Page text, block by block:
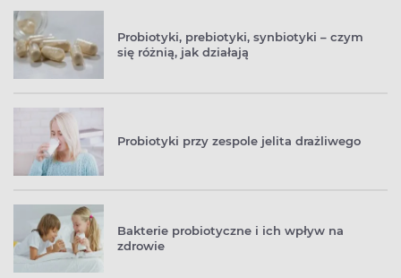
Probiotyki, prebiotyki, synbiotyki – czym
się różnią, jak działają
Probiotyki przy zespole jelita drażliwego
Bakterie probiotyczne i ich wpływ na
zdrowie